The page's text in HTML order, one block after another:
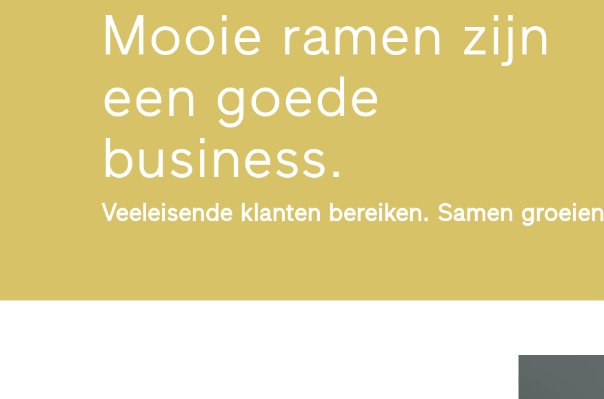
Mooie ramen zijn
een goede
business.
Veeleisende klanten bereiken. Samen groeien